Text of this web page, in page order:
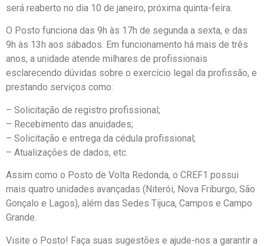
será reaberto no dia 10 de janeiro, próxima quinta-feira.
O Posto funciona das 9h às 17h de segunda a sexta, e das
9h às 13h aos sábados. Em funcionamento há mais de três
anos, a unidade atende milhares de profissionais
esclarecendo dúvidas sobre o exercício legal da profissão, e
prestando serviços como:
– Solicitação de registro profissional;
– Recebimento das anuidades;
– Solicitação e entrega da cédula profissional;
– Atualizações de dados, etc.
Assim como o Posto de Volta Redonda, o CREF1 possui
mais quatro unidades avançadas (Niterói, Nova Friburgo, São
Gonçalo e Lagos), além das Sedes Tijuca, Campos e Campo
Grande.
Visite o Posto! Faça suas sugestões e ajude-nos a garantir a